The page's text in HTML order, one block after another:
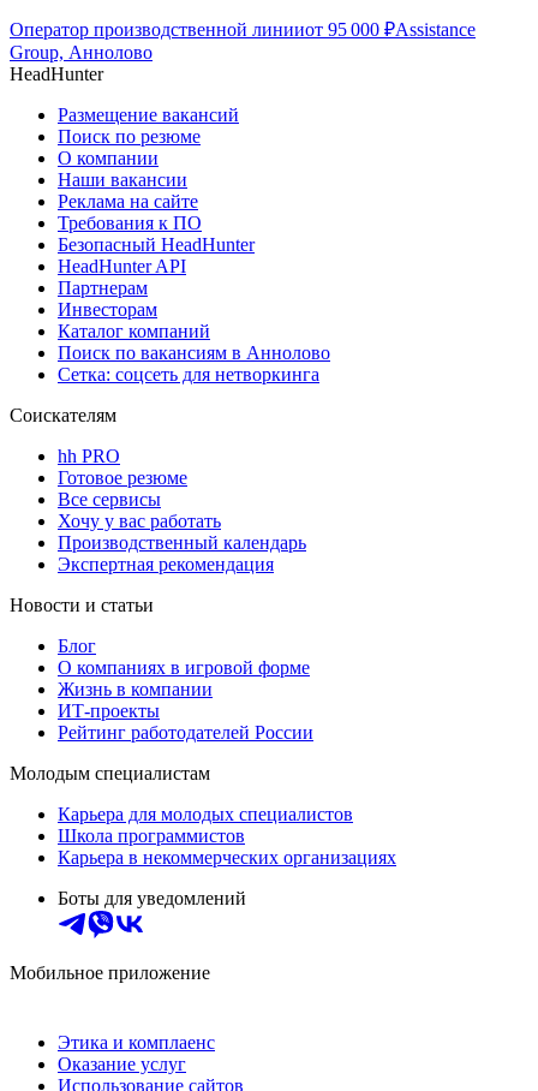
Оператор производственной линииот 95 000 ₽Assistance
Group, Аннолово
HeadHunter
Размещение вакансий
Поиск по резюме
О компании
Наши вакансии
Реклама на сайте
Требования к ПО
Безопасный HeadHunter
HeadHunter API
Партнерам
Инвесторам
Каталог компаний
Поиск по вакансиям в Аннолово
Сетка: соцсеть для нетворкинга
Соискателям
hh PRO
Готовое резюме
Все сервисы
Хочу у вас работать
Производственный календарь
Экспертная рекомендация
Новости и статьи
Блог
О компаниях в игровой форме
Жизнь в компании
ИТ-проекты
Рейтинг работодателей России
Молодым специалистам
Карьера для молодых специалистов
Школа программистов
Карьера в некоммерческих организациях
Боты для уведомлений
Мобильное приложение
Этика и комплаенс
Оказание услуг
Использование сайтов